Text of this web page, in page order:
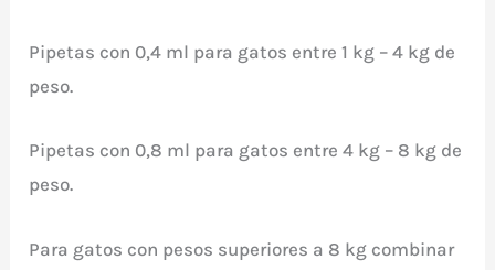
Pipetas con 0,4 ml para gatos entre 1 kg – 4 kg de
peso.
Pipetas con 0,8 ml para gatos entre 4 kg – 8 kg de
peso.
Para gatos con pesos superiores a 8 kg combinar